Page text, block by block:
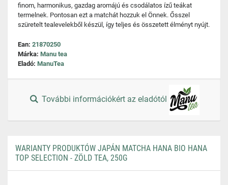
finom, harmonikus, gazdag aromájú és csodálatos ízű teákat
termelnek. Pontosan ezt a matchát hozzuk el Önnek. Ősszel
szüretelt tealevelekből készül, így teljes és összetett élményt nyújt.
Ean: 21870250
Márka: Manu tea
Eladó: ManuTea
További információkért az eladótól
WARIANTY PRODUKTÓW JAPÁN MATCHA HANA BIO HANA
TOP SELECTION - ZÖLD TEA, 250G